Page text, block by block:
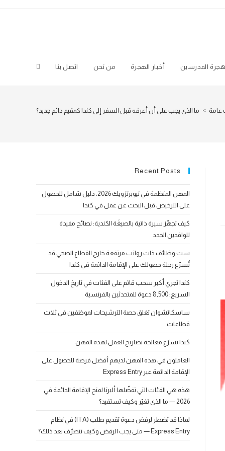
المدرسين أخبار الهجرة من نحن اتصل بنا Toggle
عامة > ما الذي يجب علي أن أعرفه قبل السفر إلى كندا كمقيم دائم جديد؟
Recent Posts
المهن المنظمة في نيوبرنزويك 2026: دليل شامل للحصول
على الترخيص قبل البحث عن عمل في كندا
كيف تجهّز سيرة ذاتية بالصيغَة الكندية: نصائح مفيدة
للوافدين الجدد
ست وظائف ذات رواتب مرتفعة خارج القطاع الصحي قد
تُسرّع رحلة حصولك على الإقامة الدائمة في كندا
كندا تجري أكبر سحب قائم على الفئات في تاريخ الدخول
السريع: 8,500 دعوة للمتحدثين بالفرنسية
ساسكاتشوان تغلق حصة الترشيحات لموظفين في ثلاث
قطاعات
كندا تسرّع معالجة تصاريح العمل لهذه المهن
العاملون في هذه المهن لديهم أفضل فرصة للحصول على
الإقامة الدائمة عبر Express Entry
هذه هي الفئات التي تفضّلها ألبرتا لمنح الإقامة الدائمة في
2026 — ما الذي تغيّر وكيف تستفيد؟
لماذا قد تضطر لرفض دعوة تقديم طلب (ITA) في نظام
Express Entry — متى يجب الرفض وكيف تتصرّف بعد ذلك؟